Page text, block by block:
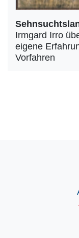
Irmgard Irro
eigene
Vorfahren